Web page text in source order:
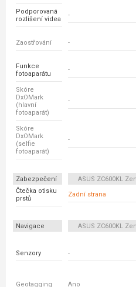
Podporovaná
rozlišení videa
-
Zaostřování -
Funkce
fotoaparátu
-
Skóre
DxOMark
(hlavní
fotoaparát)
-
Skóre
DxOMark
(selfie
fotoaparát)
-
Zabezpečení ASUS ZC600KL
Čtečka otisku
prstů
Zadní strana
Navigace ASUS ZC600KL
Senzory -
Geotagging Ano